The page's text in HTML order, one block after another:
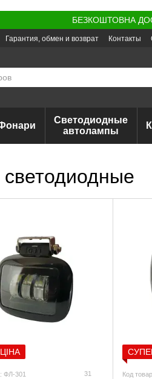
БЕЗКОШТОВНА
Гарантия, обмен и возврат Контакты
Светодиодные
автолампы
ФЛ-301 31 Код